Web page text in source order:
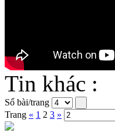
Tin khác :
Số bài/trang
Trang « 1 2 3 »